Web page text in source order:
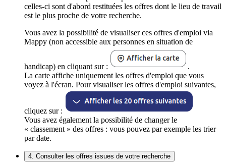
celles-ci sont d'abord restituées les offres dont le lieu de travail
est le plus proche de votre recherche.
Vous avez la possibilité de visualiser ces offres d'emploi via
Mappy (non accessible aux personnes en situation de
handicap) en cliquant sur :
.
La carte affiche uniquement les offres d'emploi que vous
voyez à l'écran. Pour visualiser les offres d'emploi suivantes,
cliquez sur :
Vous avez également la possibilité de changer le
« classement » des offres : vous pouvez par exemple les trier
par date.
4. Consulter les offres issues de votre recherche